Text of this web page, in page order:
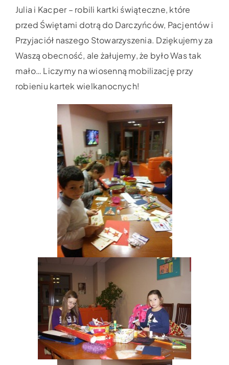
Jak możesz nam pomóc?
Kontakt
Julia i Kacper – robili kartki świąteczne, które
przed Świętami dotrą do Darczyńców, Pacjentów i
Przyjaciół naszego Stowarzyszenia. Dziękujemy za
Waszą obecność, ale żałujemy, że było Was tak
mało… Liczymy na wiosenną mobilizację przy
robieniu kartek wielkanocnych!